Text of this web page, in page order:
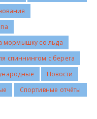
мормышку со льда
спиннингом с берега
Новости
Спортивные отчёты